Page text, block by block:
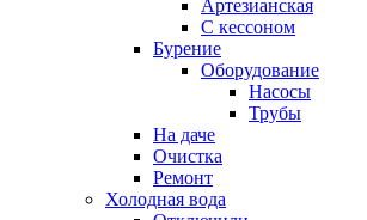
Артезианская
С кессоном
Бурение
Оборудование
Насосы
Трубы
На даче
Очистка
Ремонт
Холодная вода